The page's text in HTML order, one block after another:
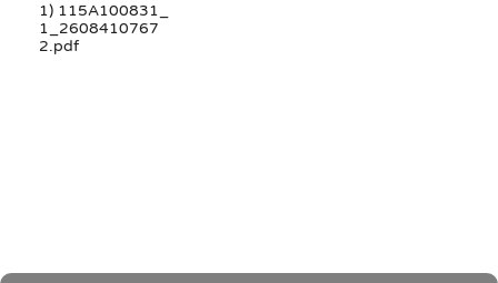
1) 115A100831_
1_2608410767
2.pdf